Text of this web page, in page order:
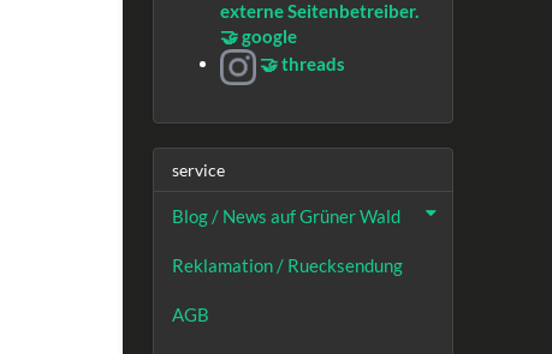
🤝 google
🤝 threads
service
Blog / News auf Grüner Wald
Reklamation / Ruecksendung
AGB